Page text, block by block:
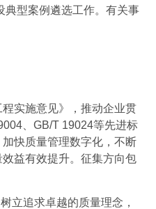
典型案例遴选工作。有关事
实施意见》，推动企业贯
、GB/T 19024等先进标
快质量管理数字化，不断
益有效提升。征集方向包
立追求卓越的质量理念，